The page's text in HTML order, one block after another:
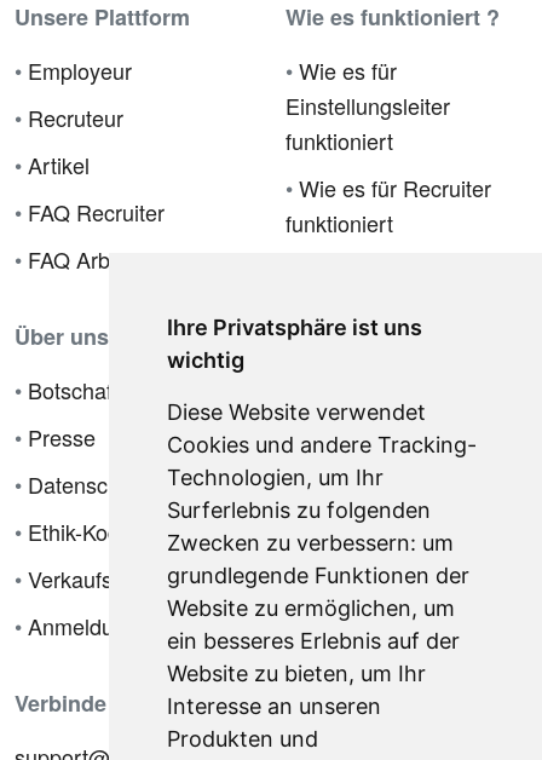
Ihre Privatsphäre ist uns
wichtig
Diese Website verwendet
Cookies und andere Tracking-
Technologien, um Ihr
Surferlebnis zu folgenden
Zwecken zu verbessern: um
grundlegende Funktionen der
Website zu ermöglichen, um
ein besseres Erlebnis auf der
Website zu bieten, um Ihr
Interesse an unseren
Produkten und
Unsere Plattform
• Employeur
• Recruteur
•Artikel
• FAQ Recruiter
• FAQ Arbeitgeber
Wie es funktioniert ?
•Wie es für
Einstellungsleiter
funktioniert
•Wie es für Recruiter
funktioniert
Über uns
• Botschafterprogramm
• Presse
• Datenschutzrichtlinie
• Ethik-Kodex
•Verkaufsbedingungen
•Anmeldung
Verbinde dich mit uns